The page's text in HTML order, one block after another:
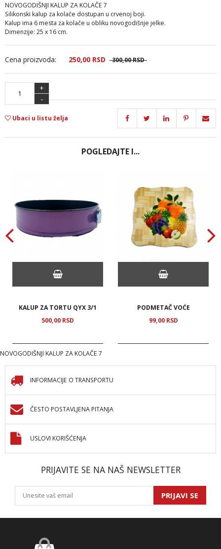
NOVOGODIŠNJI KALUP ZA KOLAČE 7
Silikonski kalup za kolače dostupan u crvenoj boji.
Kalup ima 6 mesta za kolače u obliku novogodišnje jelke.
Dimenzije: 25 x 16 cm.
Cena proizvoda: 250,00 RSD 300,00RSD
+
-
Ubaci u listu želja
POGLEDAJTE I...
KALUP ZA TORTU QYX 3/1
500,00 RSD
PODMETAČ VOĆE
99,00 RSD
NOVOGODIŠNJI KALUP ZA KOLAČE 7
INFORMACIJE O TRANSPORTU
ČESTO POSTAVLJENA PITANJA
USLOVI KORIŠĆENJA
PRIJAVITE SE NA NAŠ NEWSLETTER
PRIJAVI SE